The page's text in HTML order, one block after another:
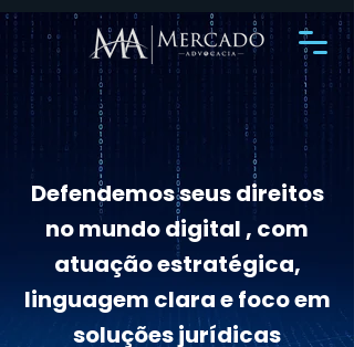
Defendemos seus direitos
no mundo digital , com
atuação estratégica,
linguagem clara e foco em
soluções jurídicas